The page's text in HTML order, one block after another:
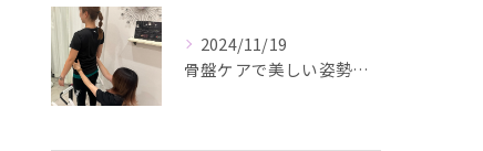
2024/11/19
骨盤ケアで美しい姿勢を手に入れる